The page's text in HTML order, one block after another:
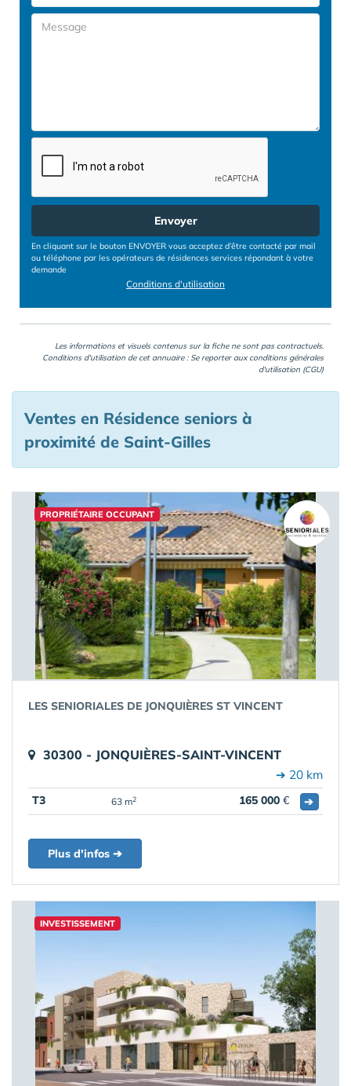
Envoyer
En cliquant sur le bouton ENVOYER vous acceptez d’être contacté par mail
ou téléphone par les opérateurs de résidences services répondant à votre
demande
Conditions d'utilisation
Les informations et visuels contenus sur la fiche ne sont pas contractuels.
Conditions d'utilisation de cet annuaire : Se reporter aux conditions générales
d'utilisation (CGU)
Ventes en Résidence seniors à
proximité de Saint-Gilles
PROPRIÉTAIRE OCCUPANT
LES SENIORIALES DE JONQUIÈRES ST VINCENT
30300 - JONQUIÈRES-SAINT-VINCENT
➔ 20 km
T3 63 m2 165 000 € ➔
Plus d'infos ➔
INVESTISSEMENT